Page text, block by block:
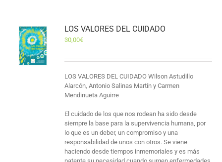
LOS VALORES DEL CUIDADO
30,00€
LOS VALORES DEL CUIDADO Wilson Astudillo
Alarcón, Antonio Salinas Martín y Carmen
Mendinueta Aguirre
El cuidado de los que nos rodean ha sido desde
siempre la base para la supervivencia humana, por
lo que es un deber, un compromiso y una
responsabilidad de unos con otros. Se viene
haciendo desde tiempos inmemoriales y es más